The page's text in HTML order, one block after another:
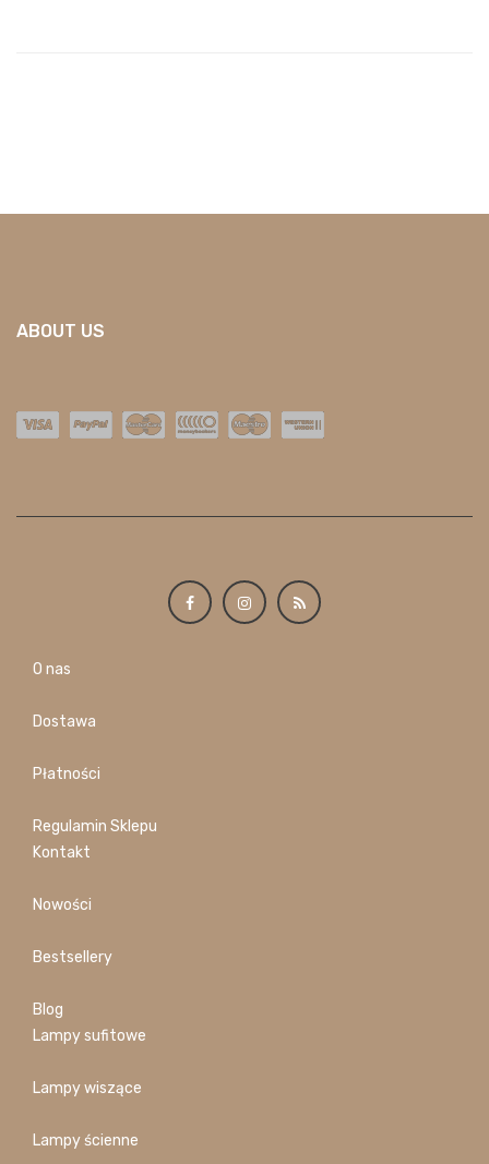
ABOUT US
O nas
Dostawa
Płatności
Regulamin Sklepu
Kontakt
Nowości
Bestsellery
Blog
Lampy sufitowe
Lampy wiszące
Lampy ścienne